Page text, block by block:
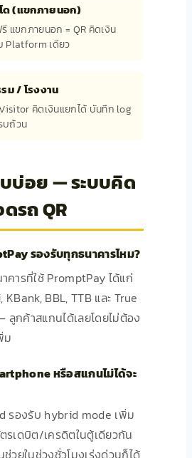
ด (แขกภายนอก)
แขกภายนอก = QR คิดเงิน
Platform เดียว
ม / โรงงาน
คิดเงินแยกได้ บันทึก log
บถ้วน
บ่อย — ระบบคิด
รถ QR
รองรับทุกธนาคารไหม?
คารที่ใช้ PromptPay ได้แก่
BBL, TTB และ True
ลูกค้าสแกนได้เลยโดยไม่ต้อง
ม
หรือสแกนไม่ได้จะ
รองรับ hybrid mode เพิ่ม
รเดบิต/เครดิตในตู้เดียวกัน